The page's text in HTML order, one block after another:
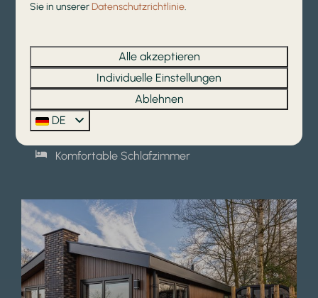
Ihr Feriendomizil:
Geeignet für 2 bis 6 Personen
Optionale Wellness-Optionen
Vollständig ausgestattete Küche
Komfortable Schlafzimmer
Sie in unsererDatenschutzrichtlinie.
Alle akzeptieren
Individuelle Einstellungen
Ablehnen
DE